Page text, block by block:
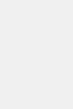
వాట్సాప్ నెంబర్